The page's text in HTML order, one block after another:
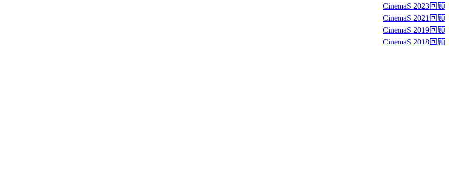
CinemaS 2023回顾
CinemaS 2021回顾
CinemaS 2019回顾
CinemaS 2018回顾